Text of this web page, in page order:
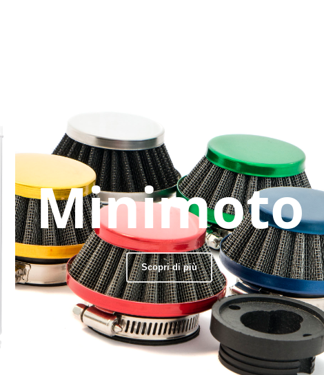
Minimoto
Scopri di più